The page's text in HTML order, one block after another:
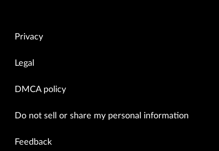
Privacy
Legal
DMCA policy
Do not sell or share my personal information
Feedback